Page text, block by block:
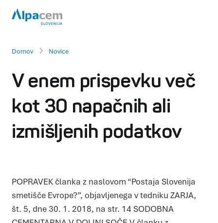
Domov Novice
V enem prispevku več
kot 30 napačnih ali
izmišljenih podatkov
POPRAVEK članka z naslovom “Postaja Slovenija
smetišče Evrope?”, objavljenega v tedniku ZARJA,
št. 5, dne 30. 1. 2018, na str. 14 SODOBNA